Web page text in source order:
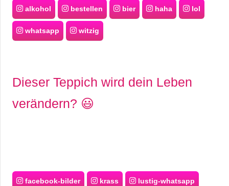
alkohol bestellen bier haha lol
whatsapp witzig
Dieser Teppich wird dein Leben
verändern? 😃
facebook-bilder krass lustig-whatsapp